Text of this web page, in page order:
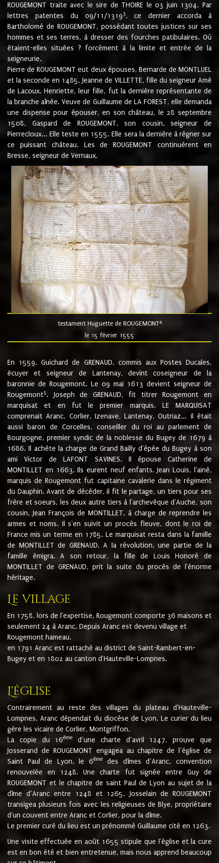
ROUGEMONT traite avec le sire de THOIRE le 03 juin 1304. Par
lettres patentes du 09/11/13193, ce dernier accorda à
Bartholomé de ROUGEMONT, possédant toutes justices sur ses
hommes et ses terres, à dresser des fourches patibulaires. Où
étaient-elles situées ? forcément à la limite et entrée de la
seigneurie.
Pierre de ROUGEMONT eut deux épouses, Bernarde de MONTLUEL
et la seconde en 1485, Jeanne de VILLETTE, fille du seigneur Amé
de Lacoux. Henriette, leur fille, fut la dernière représentante de
la branche aînée. Veuve de Guillaume de LA FOREST, elle demanda
une dispense pour épouser, en son château, le 28 septembre
1508, Gaspard de ROUGEMONT, son cousin, seigneur de
Pierrecloux... Elle teste en 1555. Elle sera la dernière à régner sur
ce puissant château. Les de ROUGEMONT continuèrent en
Bresse, seigneur de Vernaux.
testament Huguette de ROUGEMONT4
le 15 février 1555
En 1559, Guichard de GRENAUD, commis aux Postes Ducales,
écuyer et seigneur de Lantenay, devint coseigneur de la
baronnie de Rougemont. Le 09 mai 1613 devient seigneur de
Rougemont5. Joseph de GRENAUD, fit titrer Rougemont en
marquisat et en fut le premier marquis. LE MARQUISAT
comprenait Aranc, Corlier, Izenave, Lantenay, Outriaz... Il était
aussi baron de Corcelles, conseiller du roi au parlement de
Bourgogne, premier syndic de la noblesse du Bugey de 1679 à
1686. Il achète la charge de Grand Bailly d'épée du Bugey à son
ami Victor de LAFONT SAVINES. Il épouse Catherine de
MONTILLET en 1663. Ils eurent neuf enfants. Jean Louis, l'ainé,
marquis de Rougemont fut capitaine cavalerie dans le régiment
du Dauphin. Avant de décéder, il fit le partage, un tiers pour ses
frère et soeurs, les deux autre tiers à l'archevêque d'Auche, son
cousin, Jean François de MONTILLET, à charge de reprendre les
armes et noms. Il s'en suivit un procès fleuve, dont le roi de
France mis un terme en 1785. Le marquisat resta dans la famille
de MONTILLET de GRENAUD. A la révolution, une partie de la
famille émigra. A son retour, la fille de Louis Honoré de
MONTILLET de GRENAUD, prit la suite du procès de l'énorme
héritage.
Le village
En 1758, lors de l'expertise, Rougemont comporte 36 maisons et
seulement 24 à Aranc. Depuis Aranc est devenu village et
Rougemont hameau.
en 1791 Aranc est rattaché au district de Saint-Rambert-en-
Bugey et en 1802 au canton d'Hauteville-Lompnes.
L'église
Contrairement au reste des villages du plateau d'Hauteville-
Lompnes, Aranc dépendait du diocèse de Lyon. Le curier du lieu
gère les vicaire de Corlier, Montgriffon.
La copie du 16ème
d’une charte d’avril 1247, prouve que
Josserand de ROUGEMONT engagea au chapitre de l’église de
Saint Paul de Lyon, le 6èmedes dîmes d’Aranc, convention
renouvelée en 1248. Une charte fut signée entre Guy de
ROUGEMONT et le chapitre de saint Paul de Lyon au sujet de la
dîme d’Aranc entre 1248 et 1265. Josselain de ROUGEMONT
transigea plusieurs fois avec les religieuses de Blye, propriétaire
d'un couvent entre Aranc et Corlier, pour la dîme.
Le premier curé du lieu est un prénommé Guillaume cité en 1263.
Une visite effectuée en août 1655 stipule que l'église et la cure
est en bon été et bien entretenue, mais nous apprend beaucoup